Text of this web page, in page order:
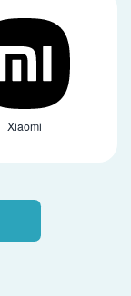
Xiaomi